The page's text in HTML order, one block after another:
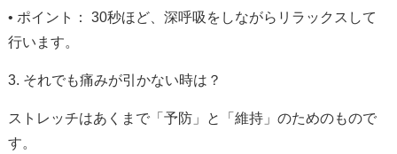
• ポイント：
30秒ほど、深呼吸をしながらリラックスして
行います。
3. それでも痛みが引かない時は？
ストレッチはあくまで「予防」と「維持」のためのもので
す。